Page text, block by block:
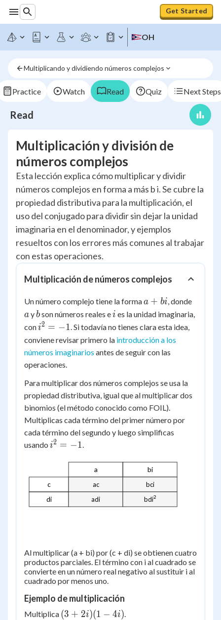
Get Started
OH
Multiplicando y dividiendo números complejos
Practice Watch Read Quiz Next Steps
Read
Multiplicación y división de
números complejos
Esta lección explica cómo multiplicar y dividir
números complejos en forma a más b i. Se cubre la
propiedad distributiva para la multiplicación, el
uso del conjugado para dividir sin dejar la unidad
imaginaria en el denominador, y ejemplos
resueltos con los errores más comunes al trabajar
con estas operaciones.
Multiplicación de números complejos
Un número complejo tiene la formaa+bi
a + bi, dondea
ayb
bson números reales ei
i es la unidad imaginaria,
coni^2
=
-1
i2 = −1. Si todavía no tienes clara esta idea,
conviene revisar primero la introducción a los
números imaginarios antes de seguir con las
operaciones.
Para multiplicar dos números complejos se usa la
propiedad distributiva, igual que al multiplicar dos
binomios (el método conocido como FOIL).
Multiplicas cada término del primer número por
cada término del segundo y luego simplificas
usando i^2
i2 = −1.
a
bi
c
di
ac
bci
adi
bdi2
Al multiplicar (a + bi) por (c + di) se obtienen cuatro
productos parciales. El término con i al cuadrado se
convierte en un número real negativo al sustituir i al
cuadrado por menos uno.
Ejemplo de multiplicación
Multiplica (3+2i)
(3 + 2i)(1 − 4i).